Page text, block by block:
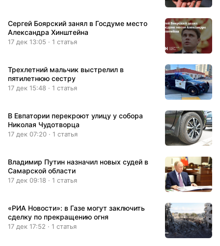
Сергей Боярский занял в Госдуме место
Александра Хинштейна
17 дек 13:05 · 1 статья
Трехлетний мальчик выстрелил в
пятилетнюю сестру
17 дек 15:48 · 1 статья
В Евпатории перекроют улицу у собора
Николая Чудотворца
17 дек 07:20 · 1 статья
Владимир Путин назначил новых судей в
Самарской области
17 дек 09:18 · 1 статья
«РИА Новости»: в Газе могут заключить
сделку по прекращению огня
17 дек 17:52 · 1 статья